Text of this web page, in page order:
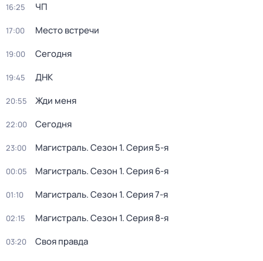
16:25 ЧП
17:00 Место встречи
19:00 Сегодня
19:45 ДНК
20:55 Жди меня
22:00 Сегодня
23:00 Магистраль. Сезон 1. Серия 5-я
00:05 Магистраль. Сезон 1. Серия 6-я
01:10 Магистраль. Сезон 1. Серия 7-я
02:15 Магистраль. Сезон 1. Серия 8-я
03:20 Своя правда